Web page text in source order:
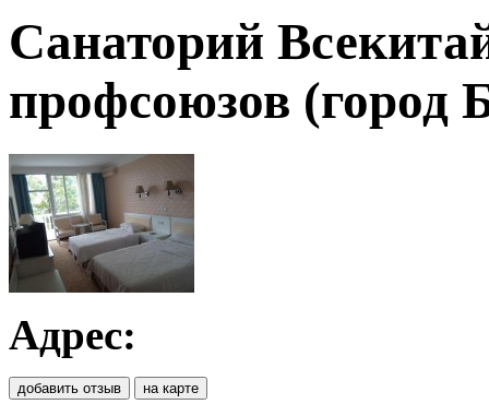
Санаторий
профсоюзов (город
Адрес:
добавить отзыв на карте